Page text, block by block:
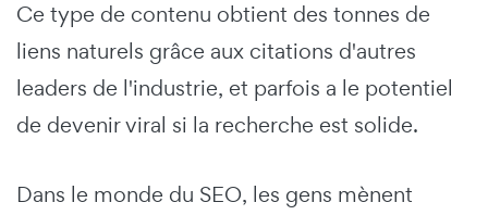
Ce type de contenu obtient des tonnes de
liens naturels grâce aux citations d'autres
leaders de l'industrie, et parfois a le potentiel
de devenir viral si la recherche est solide.
Dans le monde du SEO, les gens mènent